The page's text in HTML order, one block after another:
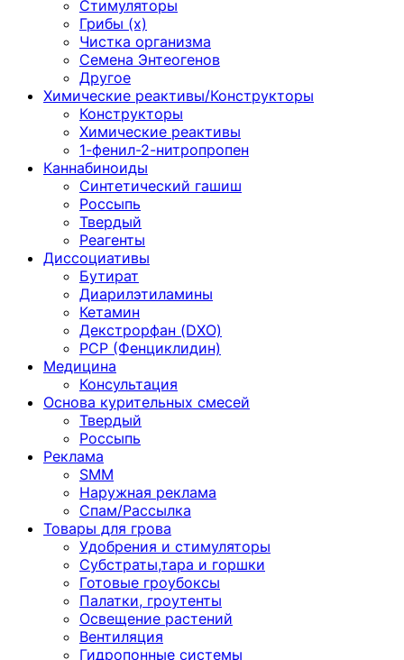
Стимуляторы
Грибы (х)
Чистка организма
Семена Энтеогенов
Другое
Химические реактивы/Конструкторы
Конструкторы
Химические реактивы
1-фенил-2-нитропропен
Каннабиноиды
Синтетический гашиш
Россыпь
Твердый
Реагенты
Диссоциативы
Бутират
Диарилэтиламины
Кетамин
Декстрорфан (DXO)
PCP (Фенциклидин)
Медицина
Консультация
Основа курительных смесей
Твердый
Россыпь
Реклама
SMM
Наружная реклама
Спам/Рассылка
Товары для грова
Удобрения и стимуляторы
Субстраты,тара и горшки
Готовые гроубоксы
Палатки, гроутенты
Освещение растений
Вентиляция
Гидропонные системы